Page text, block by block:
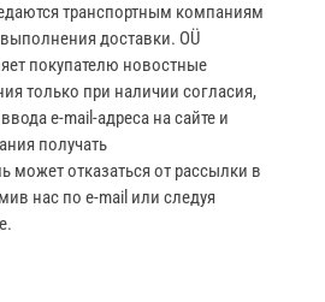
транспортным компаниям
доставки. OÜ
покупателю новостные
только при наличии согласия,
e‑mail‑адреса на сайте и
получать
может отказаться от рассылки в
нас по e‑mail или следуя